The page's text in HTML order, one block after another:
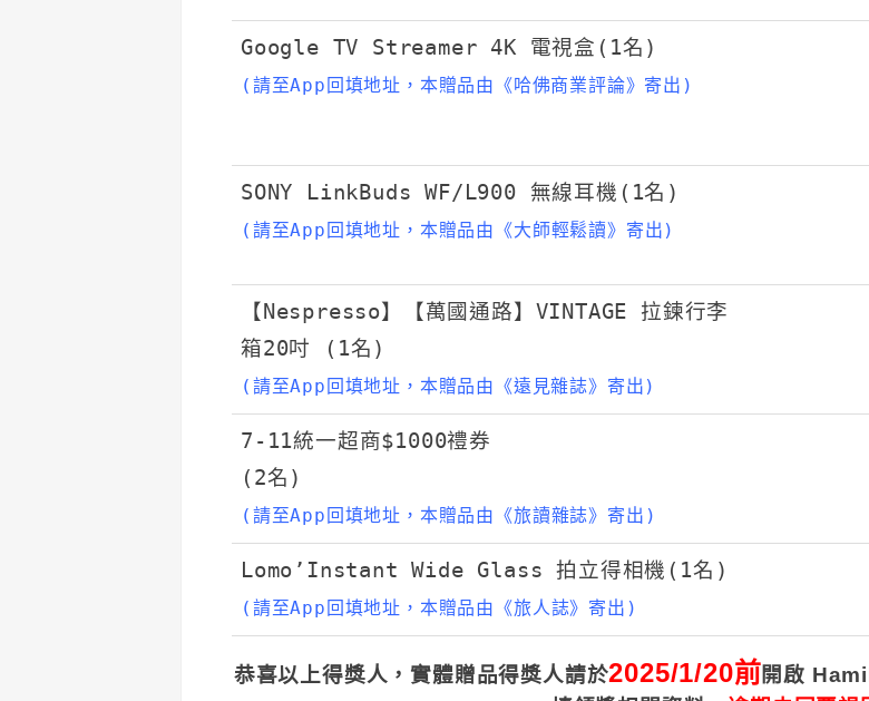
Google TV Streamer 4K 電視盒(1名)
(請至App回填地址，本贈品由《哈佛商業評論》寄出)
SONY LinkBuds WF/L900 無線耳機(1名)
(請至App回填地址，本贈品由 《大師輕鬆讀》 寄出)
【Nespresso】【萬國通路】VINTAGE 拉鍊行李
箱20吋 (1名)
(請至App回填地址，本贈品由《遠見雜誌》寄出)
7-11統一超商$1000禮券
(2名)
(請至App回填地址，本贈品由 《旅讀雜誌》 寄出)
Lomo’Instant Wide Glass 拍立得相機(1名)
(請至App回填地址，本贈品由《旅人誌》寄出)
恭喜以上得獎人，實體贈品得獎人請於2025/1/20前開啟